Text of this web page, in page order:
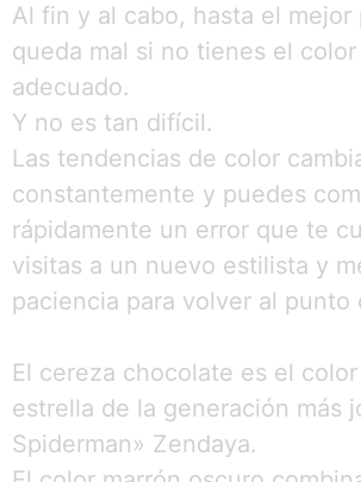
Al fin y al cabo, hasta el mejor
queda mal si no tienes el
adecuado.
Y no es tan difícil.
Las tendencias de color
constantemente y puedes
rápidamente un error que te
visitas a un nuevo estilista y
paciencia para volver al punto
El cereza chocolate es el
estrella de la generación más
Spiderman» Zendaya.